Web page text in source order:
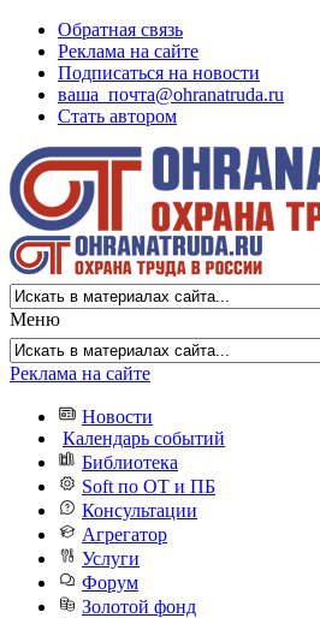
Обратная связь
Реклама на сайте
Подписаться на новости
ваша_почта@ohranatruda.ru
Стать автором
Меню
Реклама на сайте
Новости
Календарь событий
Библиотека
Soft по ОТ и ПБ
Консультации
Агрегатор
Услуги
Форум
Золотой фонд